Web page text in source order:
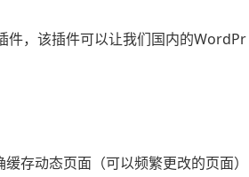
件，该插件可以让我们国内的WordPr
存动态页面（可以频繁更改的页面）